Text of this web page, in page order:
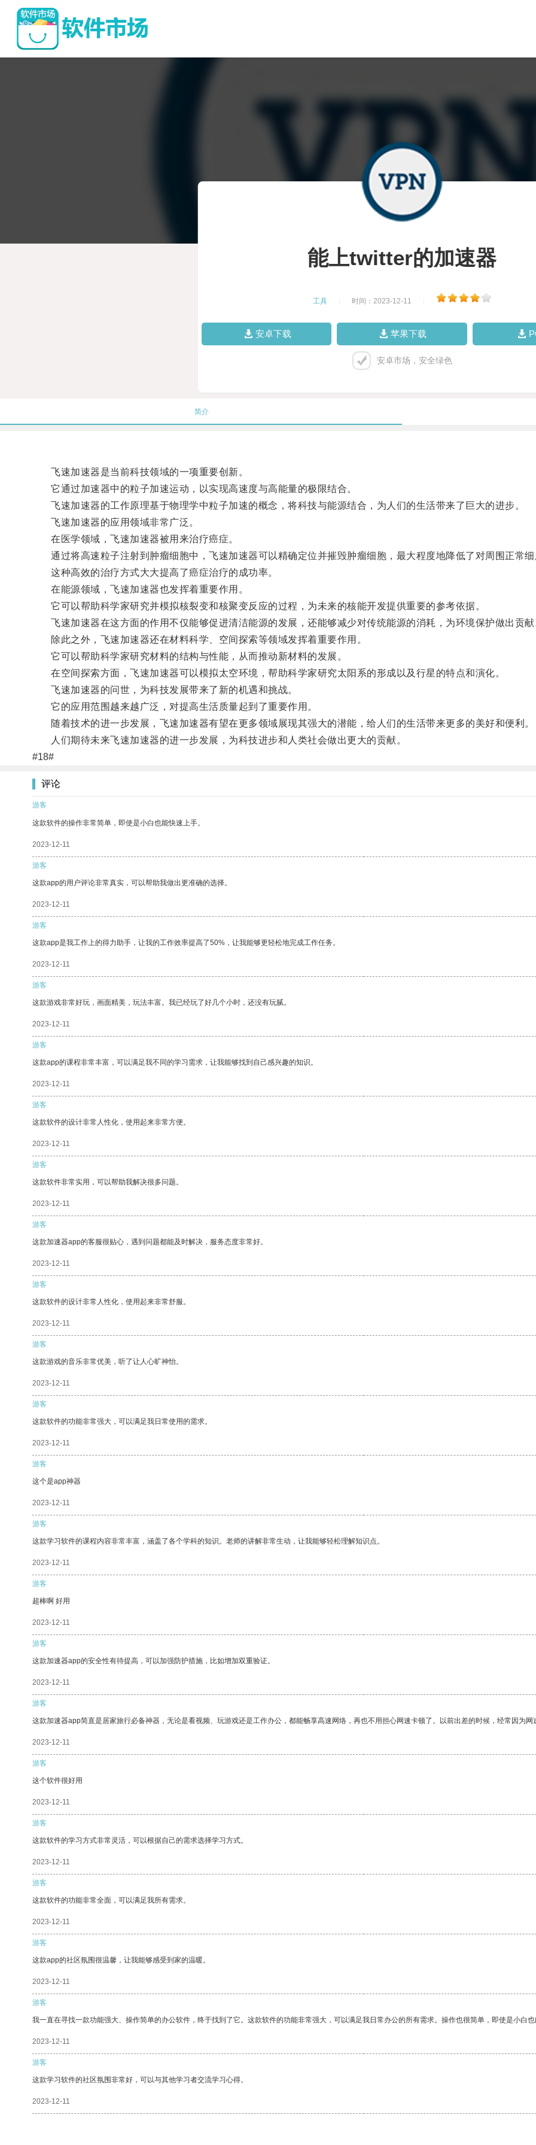
能上twitter的加速器
工具 时间：2023-12-11
安卓下载 苹果下载
安卓市场，安全绿色
简介
飞速加速器是当前科技领域的一项重要创新。
它通过加速器中的粒子加速运动，以实现高速度与高能量的极限结合。
飞速加速器的工作原理基于物理学中粒子加速的概念，将科技与能源结合，为人们的生活带来了巨大的进步。
飞速加速器的应用领域非常广泛。
在医学领域，飞速加速器被用来治疗癌症。
通过将高速粒子注射到肿瘤细胞中，飞速加速器可以精确定位并摧毁肿瘤细胞，最大程度地降低了对周围正常细
这种高效的治疗方式大大提高了癌症治疗的成功率。
在能源领域，飞速加速器也发挥着重要作用。
它可以帮助科学家研究并模拟核裂变和核聚变反应的过程，为未来的核能开发提供重要的参考依据。
飞速加速器在这方面的作用不仅能够促进清洁能源的发展，还能够减少对传统能源的消耗，为环境保护做出贡献
除此之外，飞速加速器还在材料科学、空间探索等领域发挥着重要作用。
它可以帮助科学家研究材料的结构与性能，从而推动新材料的发展。
在空间探索方面，飞速加速器可以模拟太空环境，帮助科学家研究太阳系的形成以及行星的特点和演化。
飞速加速器的问世，为科技发展带来了新的机遇和挑战。
它的应用范围越来越广泛，对提高生活质量起到了重要作用。
随着技术的进一步发展，飞速加速器有望在更多领域展现其强大的潜能，给人们的生活带来更多的美好和便利。
人们期待未来飞速加速器的进一步发展，为科技进步和人类社会做出更大的贡献。
#18#
评论
游客
这款软件的操作非常简单，即使是小白也能快速上手。
2023-12-11
游客
这款app的用户评论非常真实，可以帮助我做出更准确的选择。
2023-12-11
游客
这款app是我工作上的得力助手，让我的工作效率提高了50%，让我能够更轻松地完成工作任务。
2023-12-11
游客
这款游戏非常好玩，画面精美，玩法丰富。我已经玩了好几个小时，还没有玩腻。
2023-12-11
游客
这款app的课程非常丰富，可以满足我不同的学习需求，让我能够找到自己感兴趣的知识。
2023-12-11
游客
这款软件的设计非常人性化，使用起来非常方便。
2023-12-11
游客
这款软件非常实用，可以帮助我解决很多问题。
2023-12-11
游客
这款加速器app的客服很贴心，遇到问题都能及时解决，服务态度非常好。
2023-12-11
游客
这款软件的设计非常人性化，使用起来非常舒服。
2023-12-11
游客
这款游戏的音乐非常优美，听了让人心旷神怡。
2023-12-11
游客
这款软件的功能非常强大，可以满足我日常使用的需求。
2023-12-11
游客
这个是app神器
2023-12-11
游客
这款学习软件的课程内容非常丰富，涵盖了各个学科的知识。老师的讲解非常生动，让我能够轻松理解知识点。
2023-12-11
游客
超棒啊 好用
2023-12-11
游客
这款加速器app的安全性有待提高，可以加强防护措施，比如增加双重验证。
2023-12-11
游客
这款加速器app简直是居家旅行必备神器，无论是看视频、玩游戏还是工作办公，都能畅享高速网络，再也不用担心网速卡顿了。以前出差的时候，经常因为
2023-12-11
游客
这个软件很好用
2023-12-11
游客
这款软件的学习方式非常灵活，可以根据自己的需求选择学习方式。
2023-12-11
游客
这款软件的功能非常全面，可以满足我所有需求。
2023-12-11
游客
这款app的社区氛围很温馨，让我能够感受到家的温暖。
2023-12-11
游客
我一直在寻找一款功能强大、操作简单的办公软件，终于找到了它。这款软件的功能非常强大，可以满足我日常办公的所有需求。操作也很简单，即使是小白也
2023-12-11
游客
这款学习软件的社区氛围非常好，可以与其他学习者交流学习心得。
2023-12-11